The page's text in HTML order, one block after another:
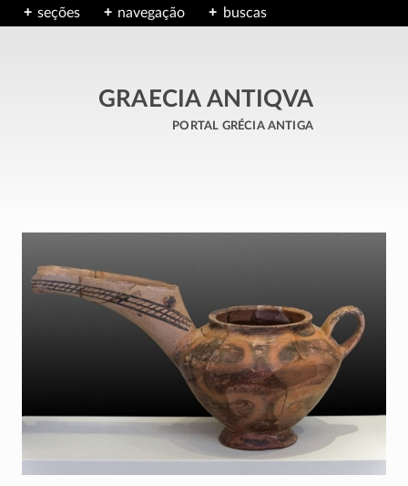
seções navegação buscas
GRAECIA ANTIQVA
portal grécia antiga